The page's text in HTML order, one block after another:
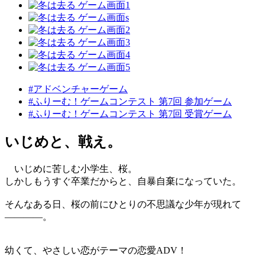
#アドベンチャーゲーム
#ふりーむ！ゲームコンテスト 第7回 参加ゲーム
#ふりーむ！ゲームコンテスト 第7回 受賞ゲーム
いじめと、戦え。
いじめに苦しむ小学生、桜。
しかしもうすぐ卒業だからと、自暴自棄になっていた。
そんなある日、桜の前にひとりの不思議な少年が現れて
――――。
幼くて、やさしい恋がテーマの恋愛ADV！